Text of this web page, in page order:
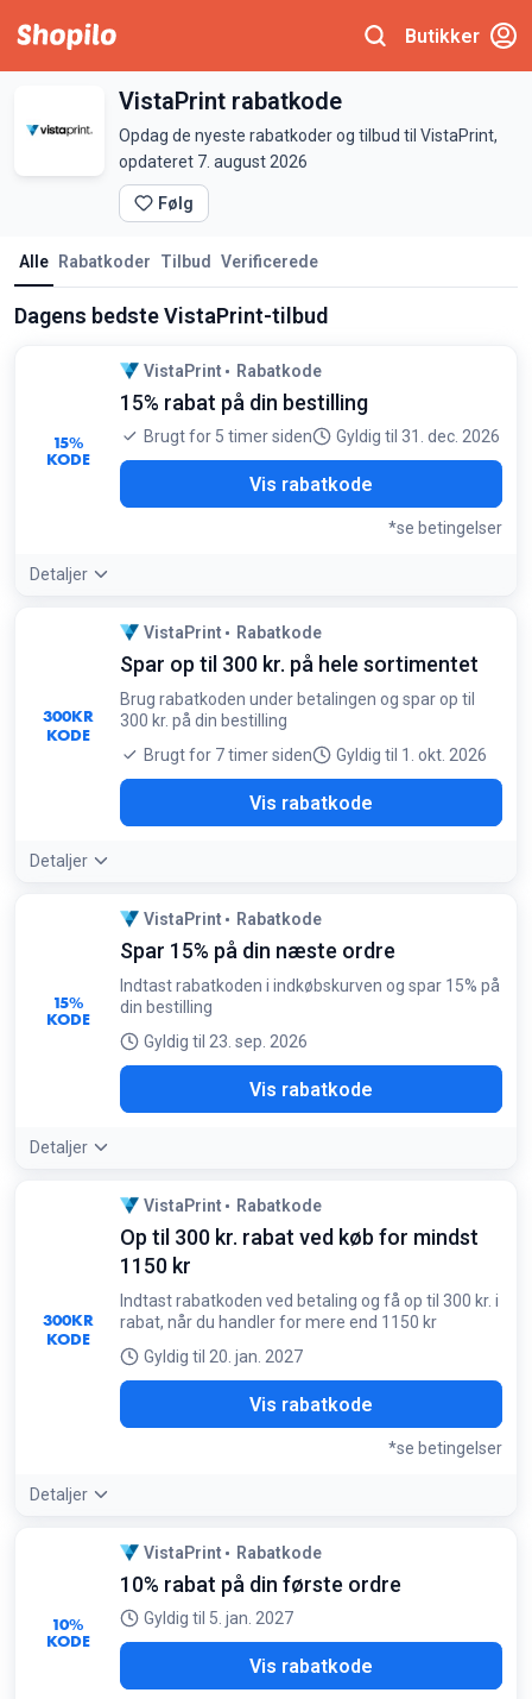
Butikker
VistaPrint rabatkode
Opdag de nyeste rabatkoder og tilbud til VistaPrint,
opdateret 7. august 2026
Følg
Alle Rabatkoder Tilbud Verificerede
Dagens bedste VistaPrint-tilbud
15%
KODE
VistaPrint Rabatkode
15% rabat på din bestilling
Brugt for 5 timer siden Gyldig til 31. dec. 2026
Vis rabatkode
*se betingelser
Detaljer
Betingelser:
designservice, digital markedsføring eller
hjemmesidetjenester. Én rabatkode pr. bestilling
300KR
KODE
VistaPrint Rabatkode
Spar op til 300 kr. på hele sortimentet
Brug rabatkoden under betalingen og spar op til
300 kr. på din bestilling
Brugt for 7 timer siden
Gyldig til 1. okt. 2026
Vis rabatkode
Detaljer
15%
KODE
VistaPrint Rabatkode
Spar 15% på din næste ordre
Indtast rabatkoden i indkøbskurven og spar 15% på
din bestilling
Gyldig til 23. sep. 2026
Vis rabatkode
Detaljer
300KR
KODE
VistaPrint Rabatkode
Op til 300 kr. rabat ved køb for mindst
1150 kr
Indtast rabatkoden ved betaling og få op til 300 kr. i
rabat, når du handler for mere end 1150 kr
Gyldig til 20. jan. 2027
Vis rabatkode
*se betingelser
Detaljer
Betingelser:
10%
KODE
VistaPrint Rabatkode
10% rabat på din første ordre
Gyldig til 5. jan. 2027
Vis rabatkode